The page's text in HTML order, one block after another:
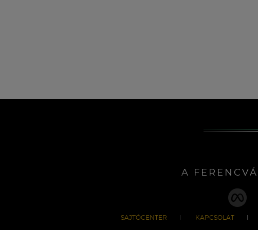
A
SAJTÓCENTER KAPCSOLAT